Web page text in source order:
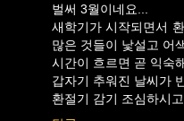
벌써 3월이네요...
새학기가 시작되면서
많은 것들이 낯설고 어
시간이 흐르면 곧 익숙
갑자기 추워진 날씨가
환절기 감기 조심하시